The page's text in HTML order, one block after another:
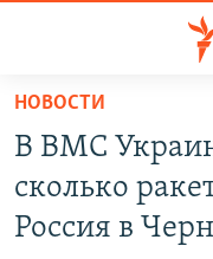
Вернуться
основному
содержанию
Вернутся
СПЕЦПРОЕКТЫ
ВОДА
НОВОСТИ
В ВМС
сколько
Россия в